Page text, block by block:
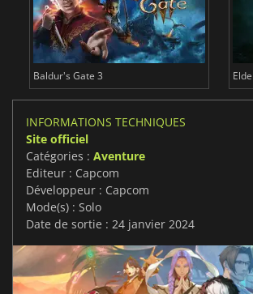
Baldur's Gate 3
INFORMATIONS TECHNIQUES
Site officiel
Catégories : Aventure
Editeur : Capcom
Développeur : Capcom
Mode(s) : Solo
Date de sortie : 24 janvier 2024